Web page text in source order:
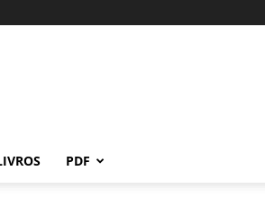
PDF